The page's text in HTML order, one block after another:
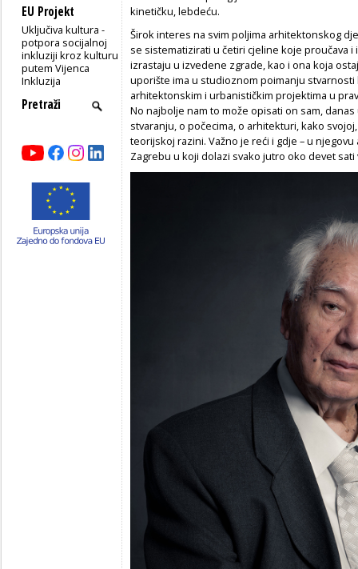
EU Projekt
Uključiva kultura -
potpora socijalnoj
inkluziji kroz kulturu
putem Vijenca
Inkluzija
kinetičku, lebdeću.
Širok interes na svim poljima arhitektonskog
se sistematizirati u četiri cjeline koje proučava
izrastaju u izvedene zgrade, kao i ona koja
uporište ima u studioznom poimanju
arhitektonskim i urbanističkim projektima u
No najbolje nam to može opisati on sam,
stvaranju, o počecima, o arhitekturi, kako
teorijskoj razini. Važno je reći i gdje – u
Zagrebu u koji dolazi svako jutro oko devet